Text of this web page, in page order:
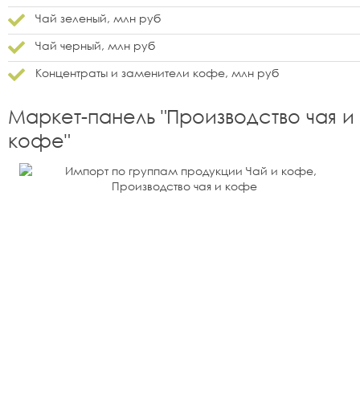
Чай зеленый, млн руб
Чай черный, млн руб
Концентраты и заменители кофе, млн руб
Маркет-панель "Производство чая и
кофе"